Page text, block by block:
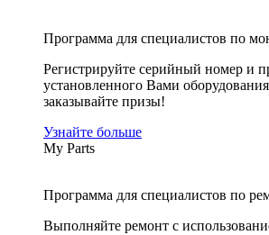
Программа для специалистов по
Регистрируйте серийный номер и
установленного Вами
заказывайте призы!
Узнайте больше
My Parts
Программа для специалистов по
Выполняйте ремонт с